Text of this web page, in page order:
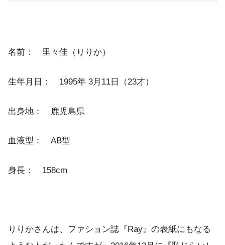
名前： 里々佳（りりか）
生年月日： 1995年 3月11日（23才）
出身地： 鹿児島県
血液型： AB型
身長： 158cm
りりかさんは、ファション誌『Ray』の表紙にもなる